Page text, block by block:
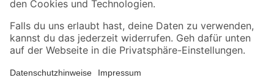
Alle Preisangaben in EUR inkl. gesetzl. MwSt.. Die dargestellten Angebote sind unter
Umständen nicht in allen Märkten verfügbar. Die angegebenen Verfügbarkeiten beziehen
Produkte nur solange der Vorrat reicht.
*Paketversand ab 59 € versandkostenfrei, gilt nicht für Artikel mit Speditionsversand, hier